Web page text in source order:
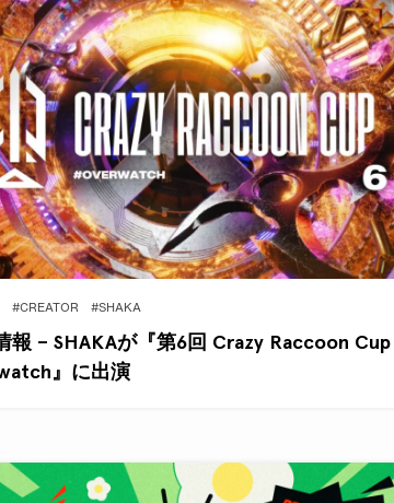
#CREATOR #SHAKA
報 – SHAKAが『第6回 Crazy Raccoon Cup
』に出演